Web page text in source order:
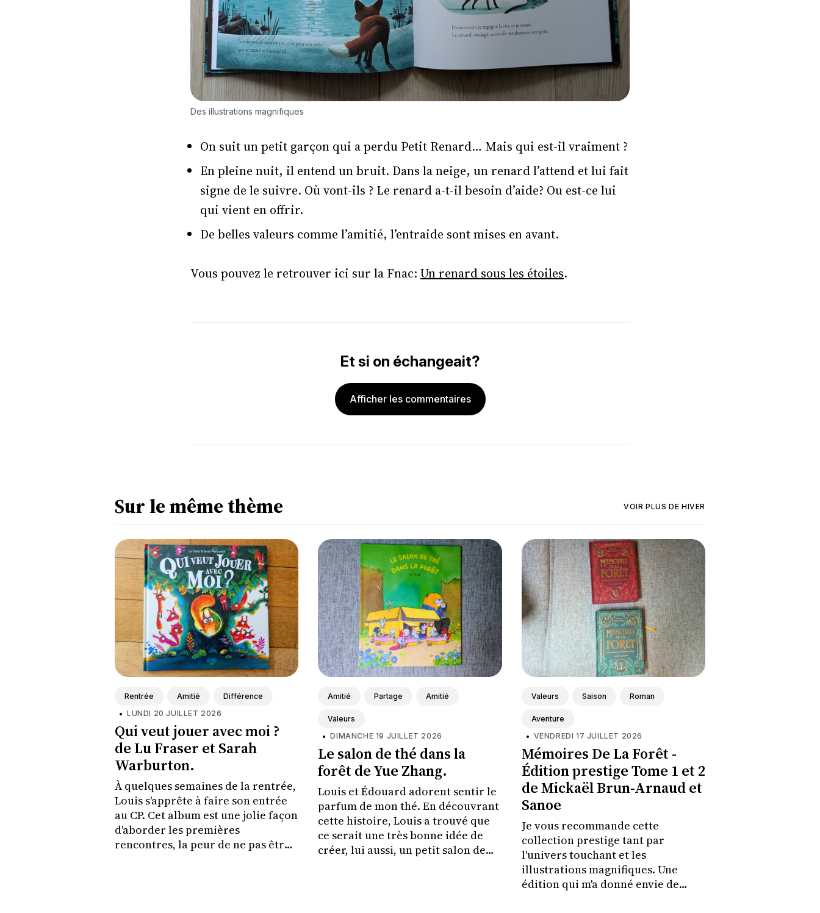
Des illustrations magnifiques
On suit un petit garçon qui a perdu Petit Renard… Mais qui est-il vraiment ?
En pleine nuit, il entend un bruit. Dans la neige, un renard l’attend et lui fait
signe de le suivre. Où vont-ils ? Le renard a-t-il besoin d’aide? Ou est-ce lui
qui vient en offrir.
De belles valeurs comme l’amitié, l’entraide sont mises en avant.
Vous pouvez le retrouver ici sur la Fnac: Un renard sous les étoiles.
Et si on échangeait?
Afficher les commentaires
Sur le même thème VOIR PLUS DE HIVER
Rentrée Amitié Différence
• LUNDI 20 JUILLET 2026
Qui veut jouer avec moi ?
de Lu Fraser et Sarah
Warburton.
À quelques semaines de la rentrée,
Louis s'apprête à faire son entrée
au CP. Cet album est une jolie façon
d'aborder les premières
rencontres, la peur de ne pas être
Amitié Partage Amitié
Valeurs
• DIMANCHE 19 JUILLET 2026
Le salon de thé dans la
forêt de Yue Zhang.
Louis et Édouard adorent sentir le
parfum de mon thé. En découvrant
cette histoire, Louis a trouvé que
ce serait une très bonne idée de
créer, lui aussi, un petit salon de
Valeurs Saison Roman
Aventure
• VENDREDI 17 JUILLET 2026
Mémoires De La Forêt -
Édition prestige Tome 1 et 2
de Mickaël Brun-Arnaud et
Sanoe
Je vous recommande cette
collection prestige tant par
l'univers touchant et les
illustrations magnifiques. Une
édition qui m'a donné envie de